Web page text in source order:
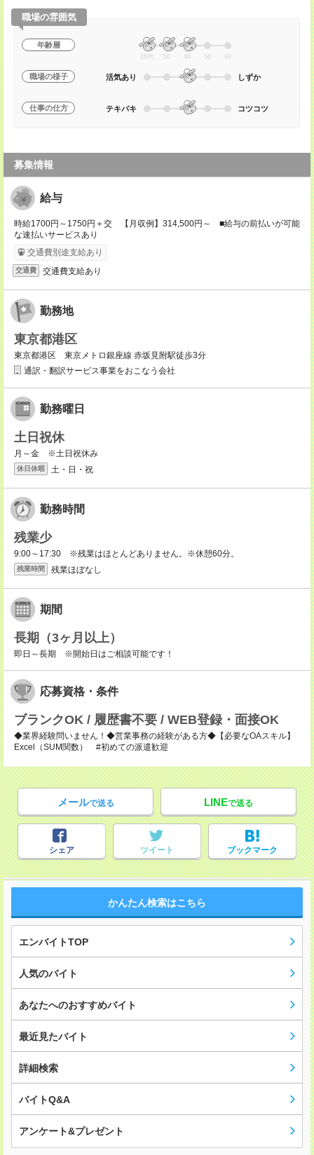
職場の雰囲気
年齢層
20代 30 40 50 60
職場の様子 活気あり しずか
仕事の仕方 テキパキ コツコツ
募集情報
給与
時給1700円～1750円＋交 【月収例】314,500円～ ■給与の前払いが可能
な速払いサービスあり
交通費別途支給あり
交通費 交通費支給あり
勤務地
東京都港区
東京都港区 東京メトロ銀座線 赤坂見附駅徒歩3分
通訳・翻訳サービス事業をおこなう会社
勤務曜日
土日祝休
月～金 ※土日祝休み
休日休暇 土・日・祝
勤務時間
残業少
9:00～17:30 ※残業はほとんどありません。※休憩60分。
残業時間 残業ほぼなし
期間
長期（3ヶ月以上）
即日～長期 ※開始日はご相談可能です！
応募資格・条件
ブランクOK / 履歴書不要 / WEB登録・面接OK
◆業界経験問いません！◆営業事務の経験がある方◆【必要なOAスキル】
Excel（SUM関数） #初めての派遣歓迎
メールで送る LINEで送る
シェア ツイート ブックマーク
かんたん検索はこちら
エンバイトTOP
人気のバイト
あなたへのおすすめバイト
最近見たバイト
詳細検索
バイトQ&A
アンケート&プレゼント